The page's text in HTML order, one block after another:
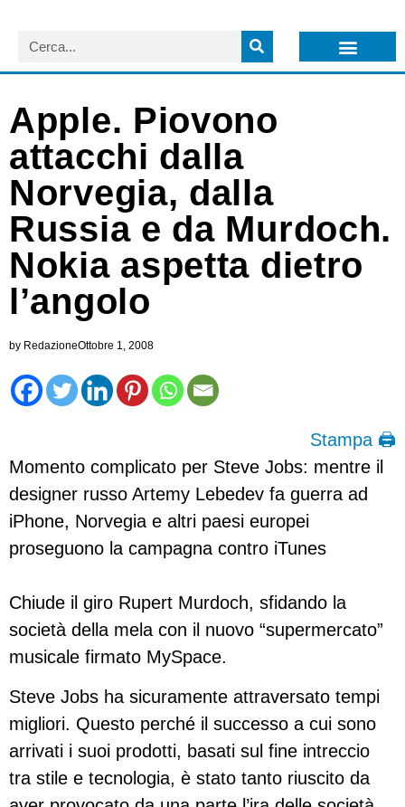
Apple. Piovono
attacchi dalla
Norvegia, dalla
Russia e da Murdoch.
Nokia aspetta dietro
l’angolo
by RedazioneOttobre 1, 2008
Stampa 🖨
Momento complicato per Steve Jobs: mentre il
designer russo Artemy Lebedev fa guerra ad
iPhone, Norvegia e altri paesi europei
proseguono la campagna contro iTunes
Chiude il giro Rupert Murdoch, sfidando la
società della mela con il nuovo “supermercato”
musicale firmato MySpace.
Steve Jobs ha sicuramente attraversato tempi
migliori. Questo perché il successo a cui sono
arrivati i suoi prodotti, basati sul fine intreccio
tra stile e tecnologia, è stato tanto riuscito da